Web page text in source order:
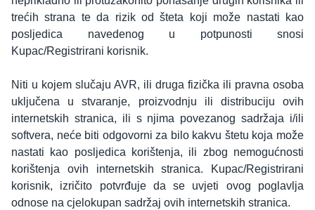
trećih strana te da rizik od šteta koji može nastati kao
posljedica navedenog u potpunosti snosi
Kupac/Registrirani korisnik.
Niti u kojem slučaju AVR, ili druga fizička ili pravna osoba
uključena u stvaranje, proizvodnju ili distribuciju ovih
internetskih stranica, ili s njima povezanog sadržaja i/ili
softvera, neće biti odgovorni za bilo kakvu štetu koja može
nastati kao posljedica korištenja, ili zbog nemogućnosti
korištenja ovih internetskih stranica. Kupac/Registrirani
korisnik, izričito potvrđuje da se uvjeti ovog poglavlja
odnose na cjelokupan sadržaj ovih internetskih stranica.